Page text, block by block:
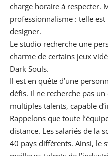
charge horaire à respecter.
professionnalisme : telle
designer.
Le studio recherche une
charme de certains jeux
Dark Souls.
Il est en quête d’une
défis. Il ne recherche pas
multiples talents, capable
Rappelons que toute
distance. Les salariés de la
40 pays différents. Ainsi, le